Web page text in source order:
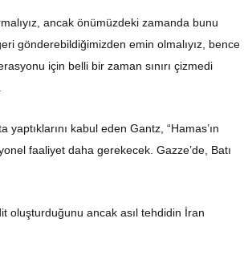
ancak önümüzdeki zamanda bunu
gönderebildiğimizden emin olmalıyız, bence
için belli bir zaman sınırı çizmedi
kabul eden Gantz, “Hamas’ın
faaliyet daha gerekecek. Gazze’de, Batı
oluşturduğunu ancak asıl tehdidin İran